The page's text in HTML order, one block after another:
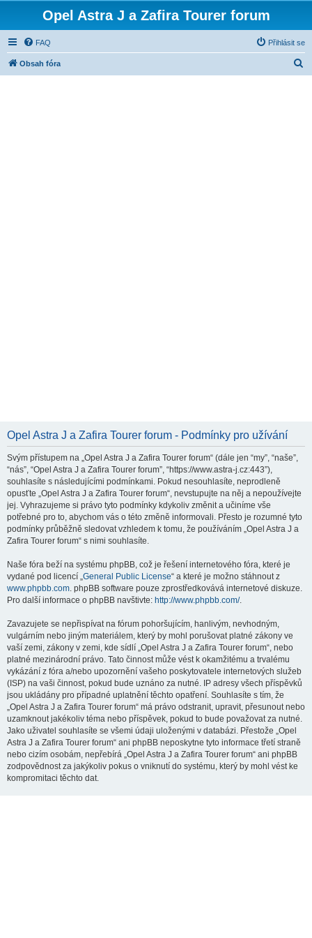
Opel Astra J a Zafira Tourer forum
FAQ Přihlásit se
Obsah fóra
Opel Astra J a Zafira Tourer forum - Podmínky pro užívání
Svým přístupem na „Opel Astra J a Zafira Tourer forum“ (dále jen “my”, “naše”,
“nás”, “Opel Astra J a Zafira Tourer forum”, “https://www.astra-j.cz:443”),
souhlasíte s následujícími podmínkami. Pokud nesouhlasíte, neprodleně
opusťte „Opel Astra J a Zafira Tourer forum“, nevstupujte na něj a nepoužívejte
jej. Vyhrazujeme si právo tyto podmínky kdykoliv změnit a učiníme vše
potřebné pro to, abychom vás o této změně informovali. Přesto je rozumné tyto
podmínky průběžně sledovat vzhledem k tomu, že používáním „Opel Astra J a
Zafira Tourer forum“ s nimi souhlasíte.
Naše fóra beží na systému phpBB, což je řešení internetového fóra, které je
vydané pod licencí „General Public License“ a které je možno stáhnout z
www.phpbb.com. phpBB software pouze zprostředkovává internetové diskuze.
Pro další informace o phpBB navštivte: http://www.phpbb.com/.
Zavazujete se nepřispívat na fórum pohoršujícím, hanlivým, nevhodným,
vulgárním nebo jiným materiálem, který by mohl porušovat platné zákony ve
vaší zemi, zákony v zemi, kde sídlí „Opel Astra J a Zafira Tourer forum“, nebo
platné mezinárodní právo. Tato činnost může vést k okamžitému a trvalému
vykázání z fóra a/nebo upozornění vašeho poskytovatele internetových služeb
(ISP) na vaši činnost, pokud bude uznáno za nutné. IP adresy všech příspěvků
jsou ukládány pro případné uplatnění těchto opatření. Souhlasíte s tím, že
„Opel Astra J a Zafira Tourer forum“ má právo odstranit, upravit, přesunout nebo
uzamknout jakékoliv téma nebo příspěvek, pokud to bude považovat za nutné.
Jako uživatel souhlasíte se všemi údaji uloženými v databázi. Přestože „Opel
Astra J a Zafira Tourer forum“ ani phpBB neposkytne tyto informace třetí straně
nebo cizím osobám, nepřebírá „Opel Astra J a Zafira Tourer forum“ ani phpBB
zodpovědnost za jakýkoliv pokus o vniknutí do systému, který by mohl vést ke
kompromitaci těchto dat.